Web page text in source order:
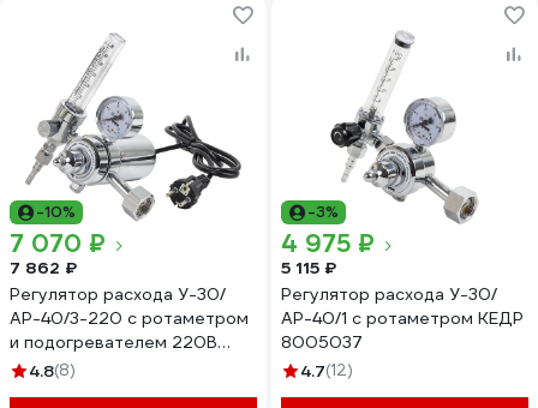
-10%
7 070 ₽
7 862 ₽
Регулятор расхода У-30/
АР-40/3-220 с ротаметром
и подогревателем 220В
КЕДР 8005963
4.8(8)
-3%
4 975 ₽
5 115 ₽
Регулятор расхода У-30/
АР-40/1 с ротаметром КЕДР
8005037
4.7(12)